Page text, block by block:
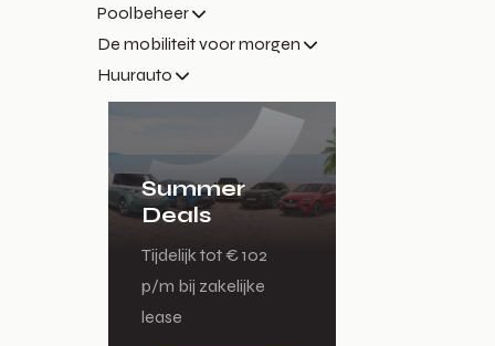
Poolbeheer
De mobiliteit voor morgen
Huurauto
Summer
Deals
Tijdelijk tot € 102
p/m bij zakelijke
lease